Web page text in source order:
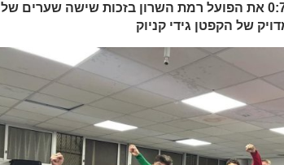
הפועל רמת גן הביסה 0:7 את הפועל רמת השרון בזכות שישה שערים של
של הקפטן גידי קניוק